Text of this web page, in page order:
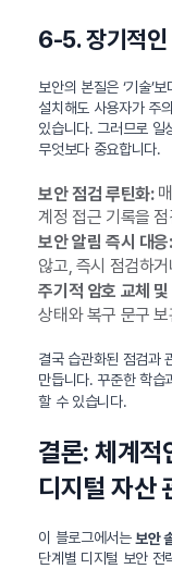
6-5. 장기적인
보안의 본질은 ‘기술’
설치해도 사용자가 주
있습니다. 그러므로 일
무엇보다 중요합니다.
보안 점검 루틴화:매
계정 접근 기록을
보안 알림 즉시 대응:
않고, 즉시 점검하
주기적 암호 교체
상태와 복구 문구
결국 습관화된 점검과
만듭니다. 꾸준한 학습
할 수 있습니다.
결론: 체계적
디지털 자산
이 블로그에서는 보안
단계별 디지털 보안 전